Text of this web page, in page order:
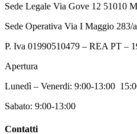
Sede Legale Via Gove 12 51010
Sede Operativa Via I Maggio 283/
P. Iva 01990510479 – REA PT –
Apertura
Lunedì – Venerdi: 9:00-13:00
Sabato: 9:00-13:00
Contatti